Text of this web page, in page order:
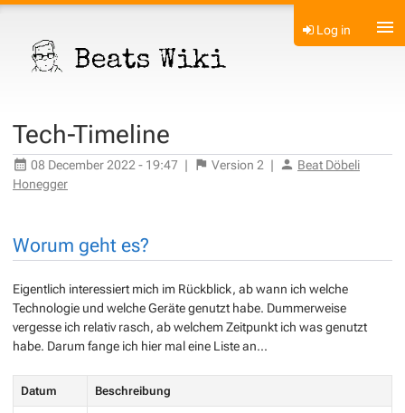
Log in
Tech-Timeline
08 December 2022 - 19:47 | Version 2 |
Beat Döbeli
Honegger
Worum geht es?
Eigentlich interessiert mich im Rückblick, ab wann ich welche
Technologie und welche Geräte genutzt habe. Dummerweise
vergesse ich relativ rasch, ab welchem Zeitpunkt ich was genutzt
habe. Darum fange ich hier mal eine Liste an...
Datum Beschreibung